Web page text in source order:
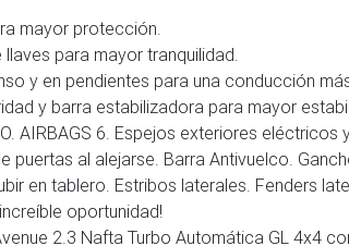
mayor protección.
para mayor tranquilidad.
y en pendientes para una conducción
y barra estabilizadora para mayor
AIRBAGS 6. Espejos exteriores eléctricos
puertas al alejarse. Barra Antivuelco.
en tablero. Estribos laterales. Fenders
oportunidad!
2.3 Nafta Turbo Automática GL 4x4